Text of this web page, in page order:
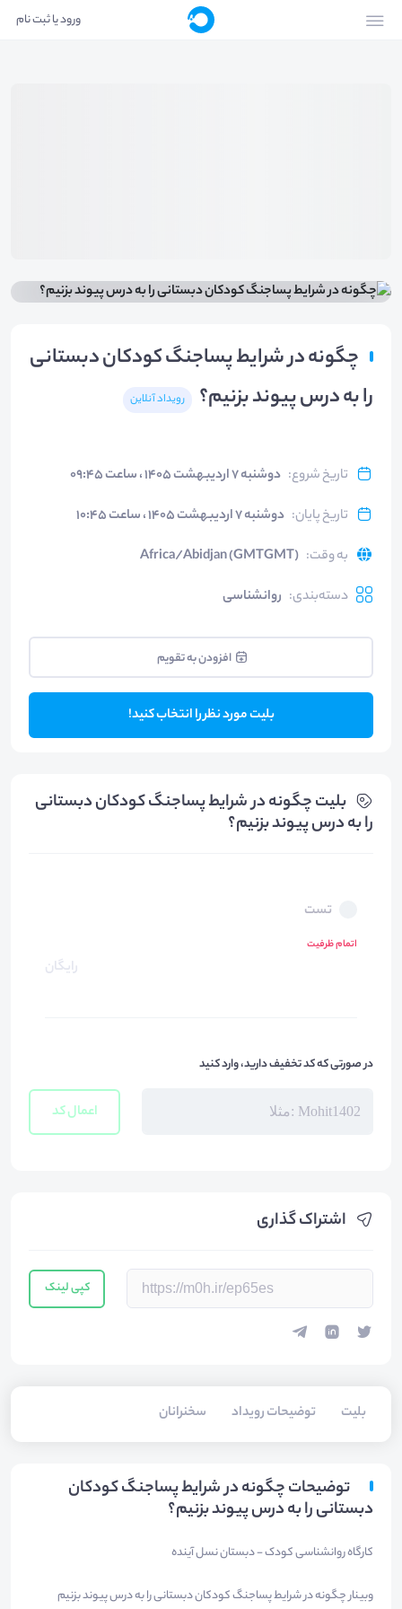
ورود یا ثبت نام
چگونه در شرایط پساجنگ کودکان دبستانی
را به درس پیوند بزنیم؟
رویداد آنلاین
تاریخ شروع: دوشنبه ۷ اردیبهشت ۱۴۰۵ ، ساعت ۰۹:۴۵
تاریخ پایان: دوشنبه ۷ اردیبهشت ۱۴۰۵ ، ساعت ۱۰:۴۵
به وقت:
Africa/Abidjan (GMTGMT)
دسته‌بندی: روانشناسی
افزودن به تقویم
بلیت مورد نظر را انتخاب کنید!
اشتراک گذاری
کپی لینک
بلیت‌ توضیحات رویداد سخنرانان
بلیت‌ چگونه در شرایط پساجنگ کودکان دبستانی
را به درس پیوند بزنیم؟
تست
اتمام ظرفیت
رایگان
در صورتی که کد تخفیف دارید، وارد کنید
اعمال کد
توضیحات چگونه در شرایط پساجنگ کودکان
دبستانی را به درس پیوند بزنیم؟
کارگاه روانشناسی کودک - دبستان نسل آینده
وبینار چگونه در شرایط پساجنگ کودکان دبستانی را به درس پیوند بزنیم